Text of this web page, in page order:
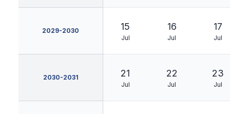
2029-2030 15
Jul
16
Jul
17
Jul
2030-2031 21
Jul
22
Jul
23
Jul